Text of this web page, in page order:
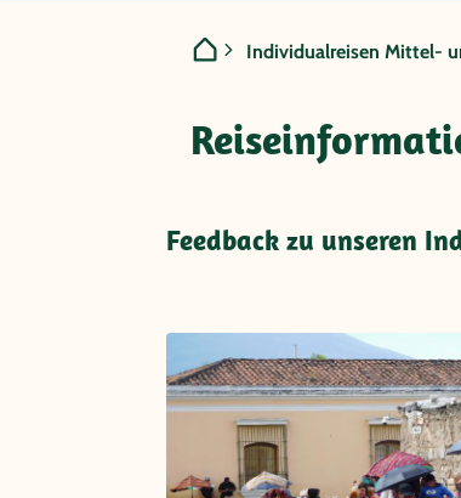
Maya-
Individualreisen Mittel-
Feedback zu unseren